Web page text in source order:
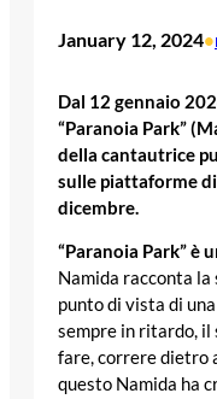
January 12, 2024•
Dal 12 gennaio
“Paranoia Park”
della cantautrice
sulle piattaforme
dicembre.
“Paranoia Park” è
Namida racconta
punto di vista di
sempre in ritardo, il
fare, correre dietro
questo Namida ha